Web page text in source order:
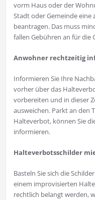
vorm Haus oder der
Stadt oder Gemeinde
beantragen. Das muss
fallen Gebühren an für die
Anwohner rechtzeitig
Informieren Sie Ihre
vorher über das
vorbereiten und in dieser
ausweichen. Parkt an den
Halteverbot, können Sie
informieren.
Halteverbotsschilder
Basteln Sie sich die
einem improvisierten
rechtlich belangt werden,